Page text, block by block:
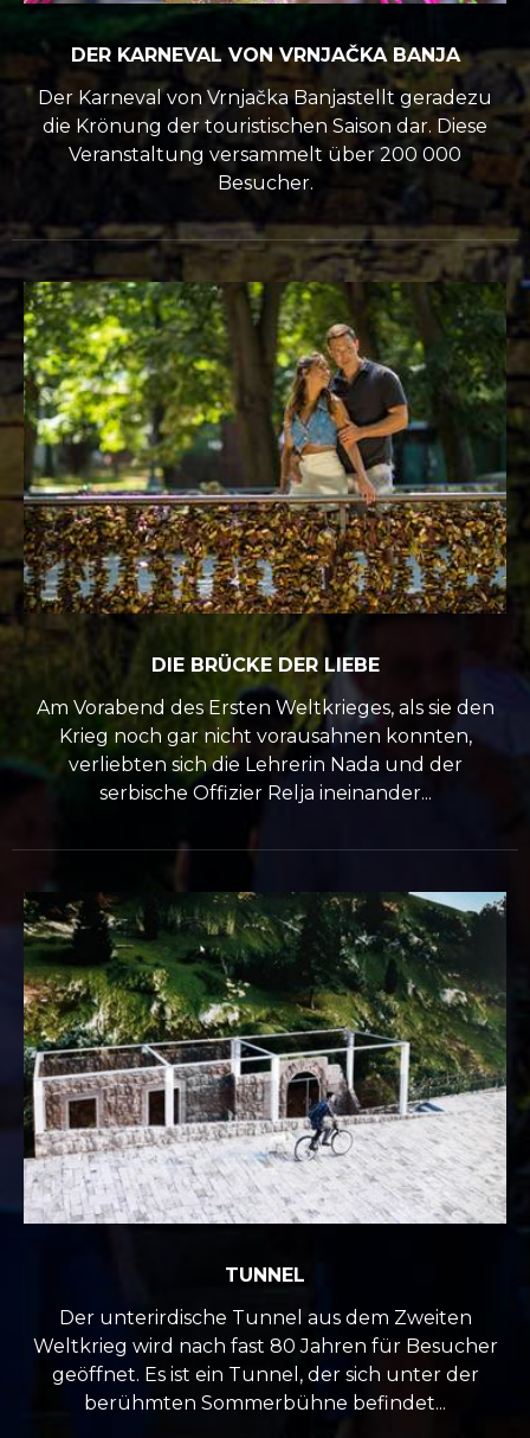
DER KARNEVAL VON VRNJAČKA BANJA
Der Karneval von Vrnjačka Banjastellt geradezu
die Krönung der touristischen Saison dar. Diese
Veranstaltung versammelt über 200 000
Besucher.
DIE BRÜCKE DER LIEBE
Am Vorabend des Ersten Weltkrieges, als sie den
Krieg noch gar nicht vorausahnen konnten,
verliebten sich die Lehrerin Nada und der
serbische Offizier Relja ineinander...
TUNNEL
Der unterirdische Tunnel aus dem Zweiten
Weltkrieg wird nach fast 80 Jahren für Besucher
geöffnet. Es ist ein Tunnel, der sich unter der
berühmten Sommerbühne befindet...